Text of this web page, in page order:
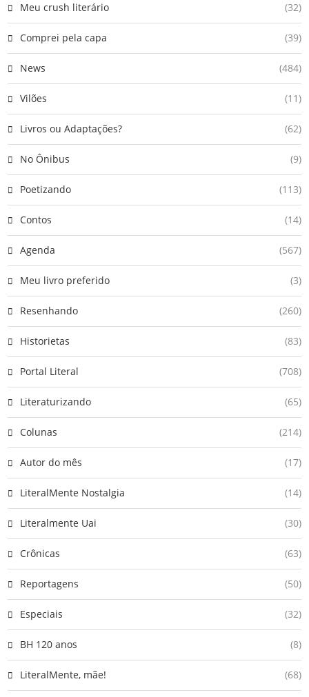
Meu crush literário (32)
Comprei pela capa (39)
News (484)
Vilões (11)
Livros ou Adaptações? (62)
No Ônibus (9)
Poetizando (113)
Contos (14)
Agenda (567)
Meu livro preferido (3)
Resenhando (260)
Historietas (83)
Portal Literal (708)
Literaturizando (65)
Colunas (214)
Autor do mês (17)
LiteralMente Nostalgia (14)
Literalmente Uai (30)
Crônicas (63)
Reportagens (50)
Especiais (32)
BH 120 anos (8)
LiteralMente, mãe! (68)